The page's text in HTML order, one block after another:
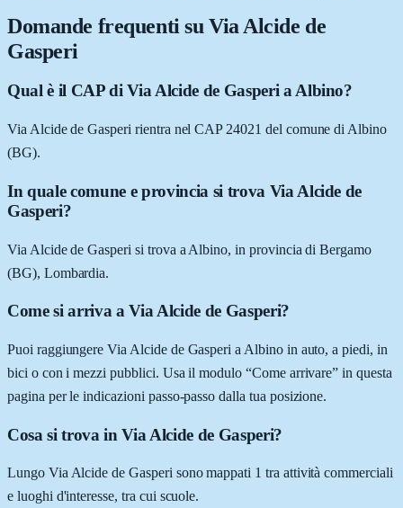
Domande frequenti su Via Alcide de
Gasperi
Qual è il CAP di Via Alcide de Gasperi a Albino?
Via Alcide de Gasperi rientra nel CAP 24021 del comune di Albino
(BG).
In quale comune e provincia si trova Via Alcide de
Gasperi?
Via Alcide de Gasperi si trova a Albino, in provincia di Bergamo
(BG), Lombardia.
Come si arriva a Via Alcide de Gasperi?
Puoi raggiungere Via Alcide de Gasperi a Albino in auto, a piedi, in
bici o con i mezzi pubblici. Usa il modulo “Come arrivare” in questa
pagina per le indicazioni passo-passo dalla tua posizione.
Cosa si trova in Via Alcide de Gasperi?
Lungo Via Alcide de Gasperi sono mappati 1 tra attività commerciali
e luoghi d'interesse, tra cui scuole.